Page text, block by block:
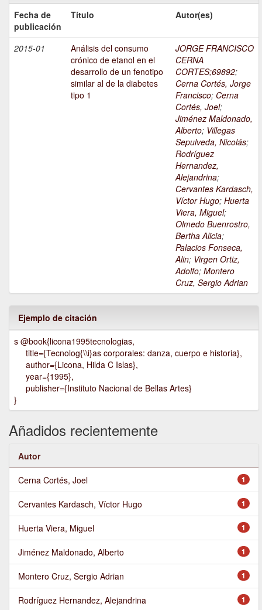
Fecha de
publicación
Título Autor(es)
2015-01
Análisis del consumo
crónico de etanol en el
desarrollo de un fenotipo
similar al de la diabetes
tipo 1
JORGE FRANCISCO
CERNA
CORTES;69892;
Cerna Cortés, Jorge
Francisco; Cerna
Cortés, Joel;
Jiménez Maldonado,
Alberto; Villegas
Sepulveda, Nicolás;
Rodríguez
Hernandez,
Alejandrina;
Cervantes Kardasch,
Víctor Hugo; Huerta
Viera, Miguel;
Olmedo Buenrostro,
Bertha Alicia;
Palacios Fonseca,
Alin; Virgen Ortiz,
Adolfo; Montero
Cruz, Sergio Adrian
Ejemplo de citación
s @book{licona1995tecnologias,
title={Tecnolog{\\i}as corporales: danza, cuerpo e historia},
author={Licona, Hilda C Islas},
year={1995},
publisher={Instituto Nacional de Bellas Artes}
}
Añadidos recientemente
Autor
1
Cerna Cortés, Joel
1
Cervantes Kardasch, Víctor Hugo
1
Huerta Viera, Miguel
1
Jiménez Maldonado, Alberto
1
Montero Cruz, Sergio Adrian
1
Rodríguez Hernandez, Alejandrina